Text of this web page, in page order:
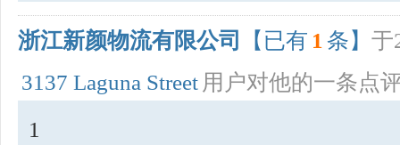
浙江新颜物流有限公司 【已有 1 条】 于
3137 Laguna Street 用户对他的一条点
1